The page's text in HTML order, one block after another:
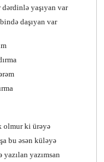
yaşıyan var
daşıyan var
olmur ki ürəyə
bu əsən küləyə
yazımsan